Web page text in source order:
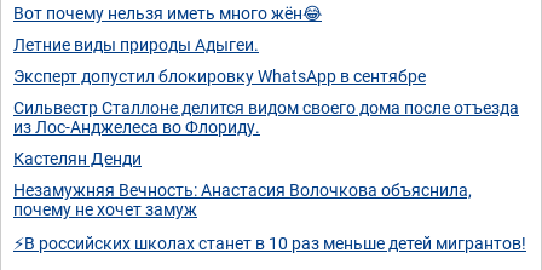
Вот почему нельзя иметь много жён😂
Летние виды природы Адыгеи.
Эксперт допустил блокировку WhatsApp в сентябре
Сильвестр Сталлоне делится видом своего дома после отъезда
из Лос-Анджелеса во Флориду.
Кастелян Денди
Незамужняя Вечность: Анастасия Волочкова объяснила,
почему не хочет замуж
⚡В российских школах станет в 10 раз меньше детей мигрантов!